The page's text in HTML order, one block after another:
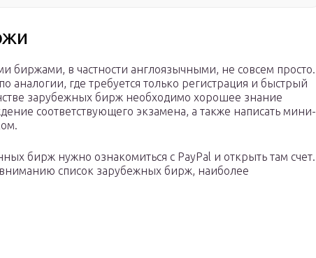
биржами, в частности англоязычными, не совсем просто.
аналогии, где требуется только регистрация и быстрый
зарубежных бирж необходимо хорошее знание
соответствующего экзамена, а также написать мини-
бирж нужно ознакомиться с PayPal и открыть там счет.
список зарубежных бирж, наиболее